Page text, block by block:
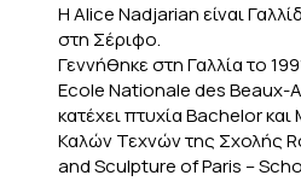
H Alice Nadjarian είναι
στη Σέριφο.
Γεννήθηκε στη Γαλλία το
Ecole Nationale des Beaux-
κατέχει πτυχία Bachelor
Καλών Τεχνών της Σχολής
and Sculpture of Paris –